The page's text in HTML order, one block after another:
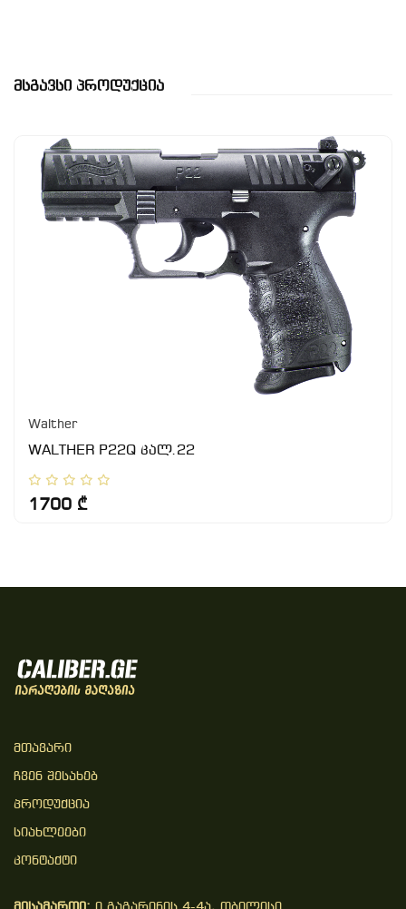
Მსგავსი Პროდუქცია
Walther
WALTHER P22Q კალ.22
1700 ₾
Მთავარი
Ჩვენ Შესახებ
Პროდუქცია
Სიახლეები
Კონტაქტი